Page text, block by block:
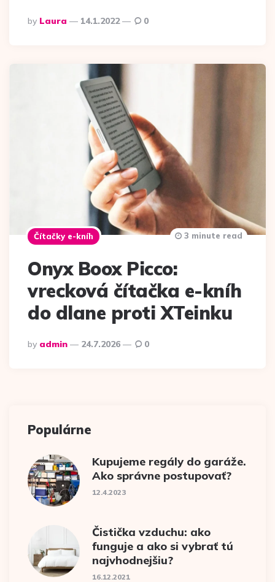
Posted
by
by Laura 14.1.2022 0
Čítačky e-kníh
Onyx Boox Picco:
vrecková čítačka e-kníh
do dlane proti XTeinku
Posted
by
by admin 24.7.2026
3 minute read
0
Populárne
Kupujeme regály do garáže.
Ako správne postupovať?
12.4.2023
Čistička vzduchu: ako
funguje a ako si vybrať tú
najvhodnejšiu?
16.12.2021